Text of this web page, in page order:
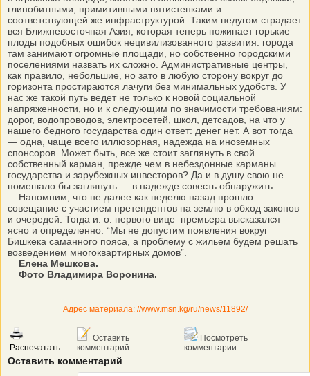
глинобитными, примитивными пятистенками и
соответствующей же инфраструктурой. Таким недугом страдает
вся Ближневосточная Азия, которая теперь пожинает горькие
плоды подобных ошибок нецивилизованного развития: города
там занимают огромные площади, но собственно городскими
поселениями назвать их сложно. Административные центры,
как правило, небольшие, но зато в любую сторону вокруг до
горизонта простираются лачуги без минимальных удобств. У
нас же такой путь ведет не только к новой социальной
напряженности, но и к следующим по значимости требованиям:
дорог, водопроводов, электросетей, школ, детсадов, на что у
нашего бедного государства один ответ: денег нет. А вот тогда
— одна, чаще всего иллюзорная, надежда на иноземных
спонсоров. Может быть, все же стоит заглянуть в свой
собственный карман, прежде чем в небездонные карманы
государства и зарубежных инвесторов? Да и в душу свою не
помешало бы заглянуть — в надежде совесть обнаружить.
Напомним, что не далее как неделю назад прошло
совещание с участием претендентов на землю в обход законов
и очередей. Тогда и. о. первого вице–премьера высказался
ясно и определенно: “Мы не допустим появления вокруг
Бишкека саманного пояса, а проблему с жильем будем решать
возведением многоквартирных домов”.
Елена Мешкова.
Фото Владимира Воронина.
Адрес материала: //www.msn.kg/ru/news/11892/
Распечатать
Оставить
комментарий
Посмотреть
комментарии
Оставить комментарий